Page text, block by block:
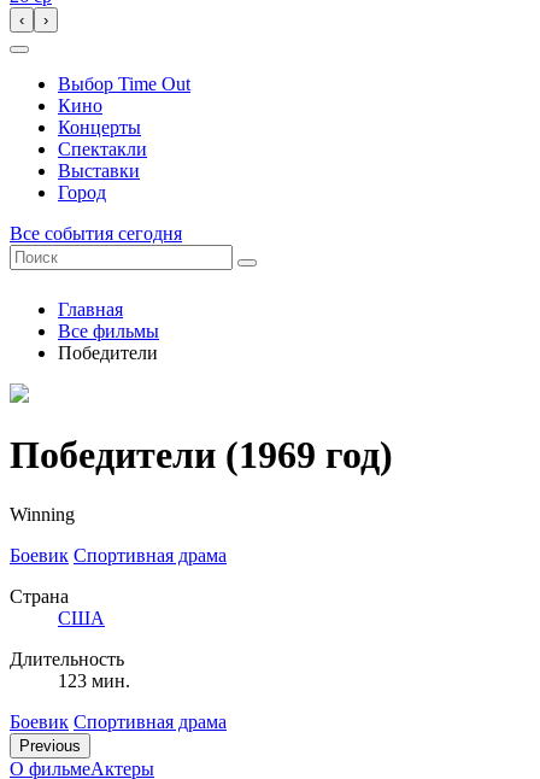
‹ ›
Выбор Time Out
Кино
Концерты
Спектакли
Выставки
Город
Все события сегодня
Главная
Все фильмы
Победители
Победители (1969 год)
Winning
Боевик Спортивная драма
Страна
США
Длительность
123 мин.
Боевик Спортивная драма
Previous
О фильмеАктеры